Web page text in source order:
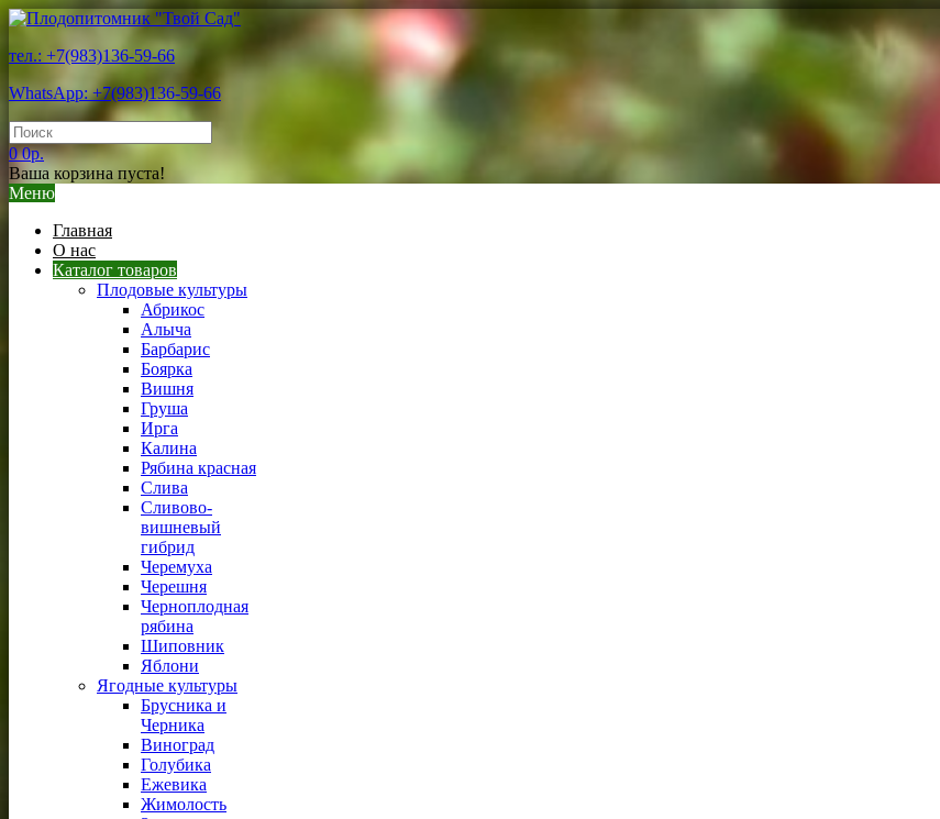
тел.: +7(983)136-59-66
WhatsApp: +7(983)136-59-66
0 0р.
Ваша корзина пуста!
Меню
Главная
О нас
Каталог товаров
Плодовые культуры
Абрикос
Алыча
Барбарис
Боярка
Вишня
Груша
Ирга
Калина
Рябина красная
Слива
Сливово-
вишневый
гибрид
Черемуха
Черешня
Черноплодная
рябина
Шиповник
Яблони
Ягодные культуры
Брусника и
Черника
Виноград
Голубика
Ежевика
Жимолость